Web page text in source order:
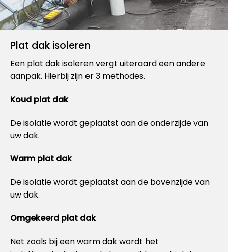
Plat dak isoleren
Een plat dak isoleren vergt uiteraard een andere
aanpak. Hierbij zijn er 3 methodes.
Koud plat dak
De isolatie wordt geplaatst aan de onderzijde van
uw dak.
Warm plat dak
De isolatie wordt geplaatst aan de bovenzijde van
uw dak.
Omgekeerd plat dak
Net zoals bij een warm dak wordt het